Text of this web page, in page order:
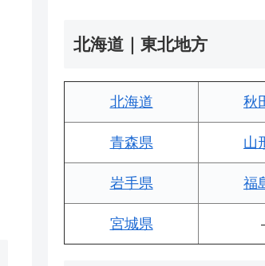
北海道｜東北地方
北海道 秋
青森県 山
岩手県 福
宮城県